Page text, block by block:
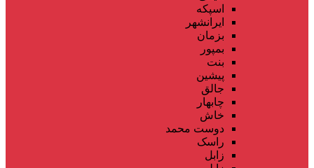
اسپکه
ایرانشهر
بزمان
بمپور
بنت
پیشین
جالق
چابهار
خاش
دوست محمد
راسک
زابل